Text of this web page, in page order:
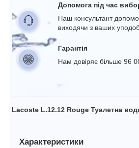
Допомога під час
Наш консультант
виходячи з ваших
Гарантія
Нам довіряє більше 96
Lacoste L.12.12 Rouge Туалетна
Характеристики